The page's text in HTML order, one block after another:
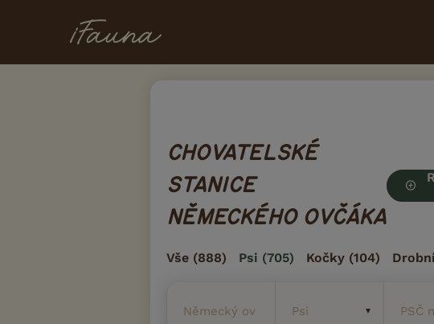
CHOVATELSKÉ
STANICE
NĚMECKÉHO OVČÁKA
Vše (888) Psi (705) Kočky (104)
PSČ